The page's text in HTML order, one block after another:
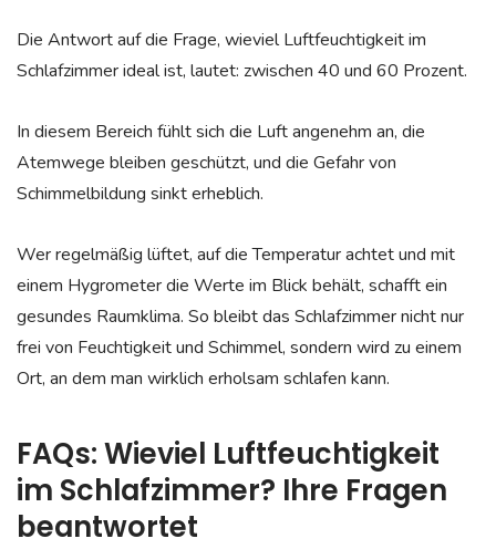
Die Antwort auf die Frage, wieviel Luftfeuchtigkeit im
Schlafzimmer ideal ist, lautet: zwischen 40 und 60 Prozent.
In diesem Bereich fühlt sich die Luft angenehm an, die
Atemwege bleiben geschützt, und die Gefahr von
Schimmelbildung sinkt erheblich.
Wer regelmäßig lüftet, auf die Temperatur achtet und mit
einem Hygrometer die Werte im Blick behält, schafft ein
gesundes Raumklima. So bleibt das Schlafzimmer nicht nur
frei von Feuchtigkeit und Schimmel, sondern wird zu einem
Ort, an dem man wirklich erholsam schlafen kann.
FAQs: Wieviel Luftfeuchtigkeit
im Schlafzimmer? Ihre Fragen
beantwortet